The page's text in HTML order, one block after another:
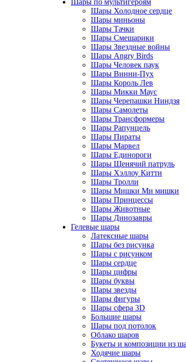
Шары по мультигероям
Шары Холодное сердце
Шары миньоны
Шары Тачки
Шары Смешарики
Шары Звездные войны
Шары Angry Birds
Шары Человек паук
Шары Винни-Пух
Шары Король Лев
Шары Микки Маус
Шары Черепашки Ниндзя
Шары Самолеты
Шары Трансформеры
Шары Рапунцель
Шары Пираты
Шары Марвел
Шары Единороги
Шары Щенячий патруль
Шары Хэллоу Китти
Шары Тролли
Шары Мишки Ми мишки
Шары Принцессы
Шары Животные
Шары Динозавры
Гелевые шары
Латексные шары
Шары без рисунка
Шары с рисунком
Шары сердце
Шары цифры
Шары буквы
Шары звезды
Шары фигуры
Шары сфера 3D
Большие шары
Шары под потолок
Облако шаров
Букеты и композиции из
Ходячие шары